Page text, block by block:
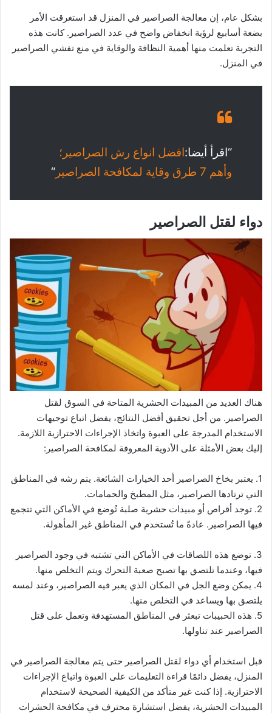
بشكل عام، إن معالجة الصراصير في المنزل قد استغرقت الأمر
بضعة أسابيع لرؤية انخفاض واضح في عدد الصراصير. كانت هذه
التجربة تعلمت منها أهمية النظافة والوقاية في منع تفشي الصراصير
في المنزل.
“اقرأ أيضا:افضل انواع رش الصراصير؛
وأهم 7 طرق وقاية لمكافحة الصراصير
“
دواء لقتل الصراصير
هناك العديد من المبيدات الحشرية المتاحة في السوق لقتل
الصراصير. من أجل تحقيق أفضل النتائج، يفضل اتباع توجيهات
الاستخدام المدرجة على العبوة واتخاذ الإجراءات الاحترازية اللازمة.
إليك بعض الأمثلة على الأدوية المعروفة لمكافحة الصراصير:
1. يعتبر بخاخ الصراصير أحد الخيارات الشائعة. يتم رشه في المناطق
التي ترتادها الصراصير، مثل المطبخ والحمامات.
2. توجد أقراص أو مبيدات حشرية صلبة تُوضع في الأماكن التي تتجمع
فيها الصراصير. عادةً ما تُستخدم في المناطق غير المأهولة.
3. توضع هذه اللصاقات في الأماكن التي تشتبه في وجود الصراصير
فيها، وعندما تلتصق بها تصبح صعبة التحرك ويتم التخلص منها.
4. يمكن وضع الجل في المكان الذي يعبر فيه الصراصير، وعند لمسه
يلتصق بها ويساعد في التخلص منها.
5. هذه الحبيبات تبعثر في المناطق المستهدفة وتعمل على قتل
الصراصير عند تناولها.
قبل استخدام أي دواء لقتل الصراصير حتى يتم معالجة الصراصير في
المنزل، يفضل دائمًا قراءة التعليمات على العبوة واتباع الإجراءات
الاحترازية. إذا كنت غير متأكد من الكيفية الصحيحة لاستخدام
المبيدات الحشرية، يفضل استشارة محترف في مكافحة الحشرات